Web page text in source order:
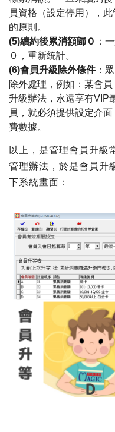
員資格（設定停用），
的原則。
(5)續約後累消額歸０ ：
０，重新統計。
(6)會員升級除外條件：
除外處理，例如：某會
升級辦法，永遠享有VIP
員，就必須提供設定介
費數據。
以上，是管理會員升級
管理辦法，於是會員升
下系統畫面：